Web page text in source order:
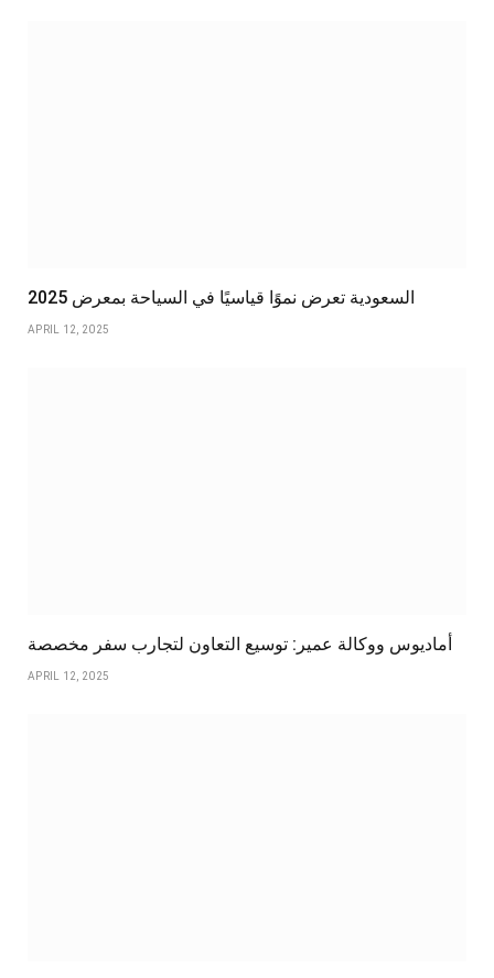
السعودية تعرض نموًا قياسيًا في السياحة بمعرض 2025
APRIL 12, 2025
أماديوس ووكالة عمير: توسيع التعاون لتجارب سفر مخصصة
APRIL 12, 2025